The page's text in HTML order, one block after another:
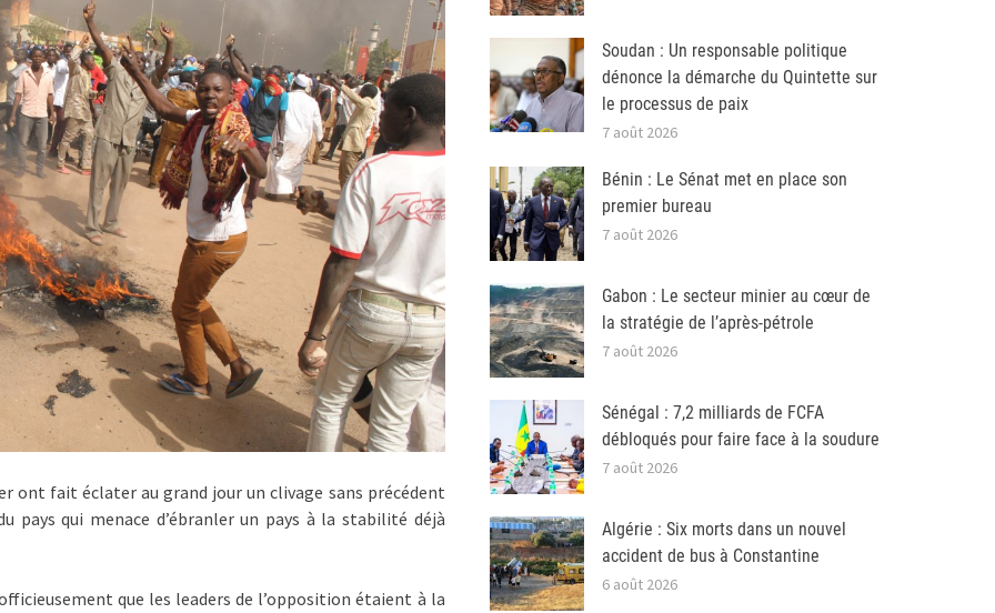
ont fait éclater au grand jour un clivage sans précédent
qui menace d’ébranler un pays à la stabilité déjà
que les leaders de l’opposition étaient à la
Soudan : Un responsable politique
dénonce la démarche du Quintette sur
le processus de paix
7 août 2026
Bénin : Le Sénat met en place son
premier bureau
7 août 2026
Gabon : Le secteur minier au cœur de
la stratégie de l’après-pétrole
7 août 2026
Sénégal : 7,2 milliards de FCFA
débloqués pour faire face à la soudure
7 août 2026
Algérie : Six morts dans un nouvel
accident de bus à Constantine
6 août 2026